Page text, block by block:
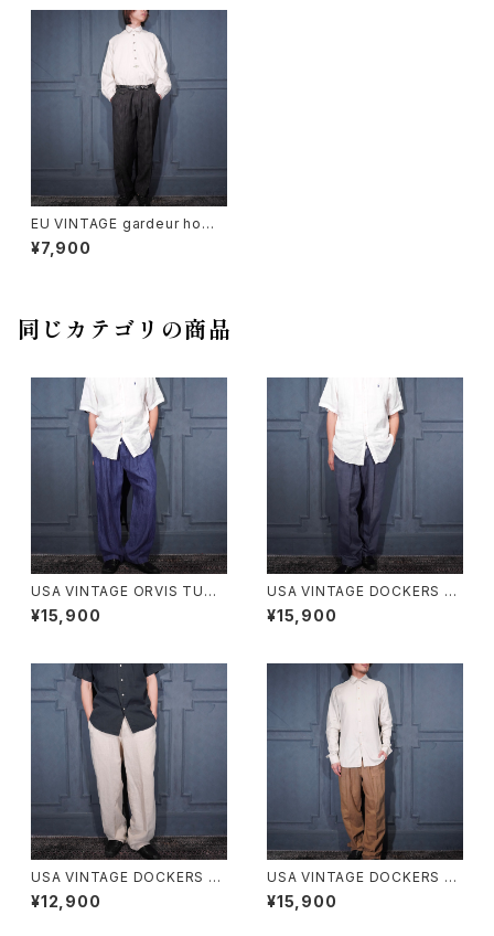
EU VINTAGE gardeur hom
me CHECK PATTERNED TU
CK DESIGN SLACKS PANT
¥7,900
同じカテゴリの商品
USA VINTAGE ORVIS TUCK
DESIGN LINEN100% SLACK
S PANTS/アメリカ古着タックデ
¥15,900
USA VINTAGE DOCKERS P
REMIUM TUCK DESIGN LIN
EN WIDE SLACKS PANTS/ア
ックスパンツ
¥15,900
USA VINTAGE DOCKERS RE
CODE TUCK DESIGN LINEN
SLACKS PANTS/アメリカ古着
¥12,900
USA VINTAGE DOCKERS P
REMIUM TUCK DESIGN LIN
EN WIDE SLACKS PANTS/ア
¥15,900